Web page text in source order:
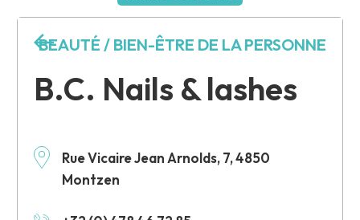
B.C. Nails & lashes
Rue Vicaire Jean Arnolds, 7, 4850
Montzen
BEAUTÉ / BIEN-ÊTRE DE LA PERSONNE
+
−